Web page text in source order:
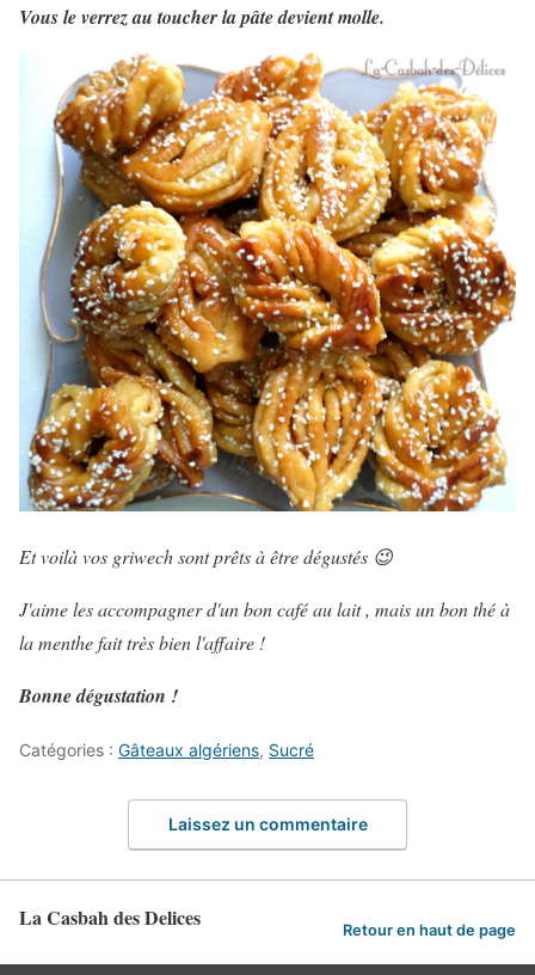
Vous le verrez au toucher la pâte devient molle.
Et voilà vos griwech sont prêts à être dégustés 😉
J'aime les accompagner d'un bon café au lait , mais un bon thé à
la menthe fait très bien l'affaire !
Bonne dégustation !
Catégories : Gâteaux algériens, Sucré
Laissez un commentaire
La Casbah des Delices Retour en haut de page